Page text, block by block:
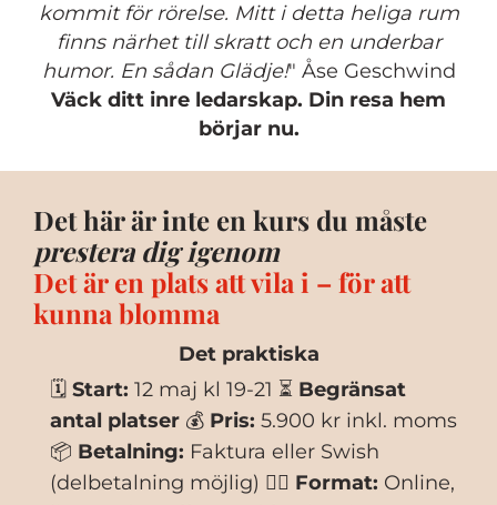
kommit för rörelse. Mitt i detta heliga rum
finns närhet till skratt och en underbar
humor. En sådan Glädje!" Åse Geschwind
Väck ditt inre ledarskap. Din resa hem
börjar nu.
Det här är inte en kurs du måste
prestera dig igenom
Det är en plats att vila i – för att
kunna blomma
Det praktiska
🗓 Start: 12 maj kl 19-21 ⏳ Begränsat
antal platser 💰 Pris: 5.900 kr inkl. moms
📦 Betalning: Faktura eller Swish
(delbetalning möjlig) 🧘‍♀️ Format: Online,